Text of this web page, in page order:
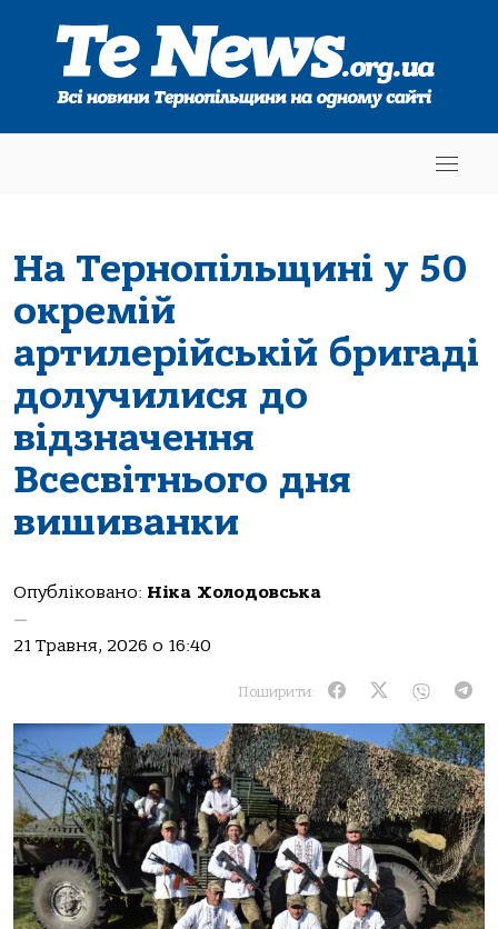
На Тернопільщині у 50
окремій
артилерійській бригаді
долучилися до
відзначення
Всесвітнього дня
вишиванки
Опубліковано: Ніка Холодовська
—
21 Травня, 2026 о 16:40
Поширити: